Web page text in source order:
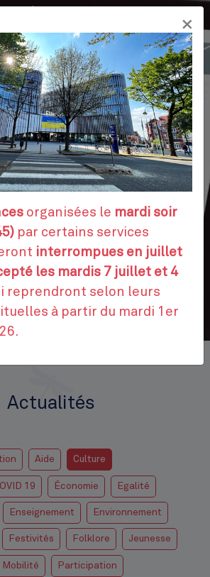
Aller
contenu
principal
VOUS
NOUS
FR
Actualités
Aide Culture
19 Économie Egalité
Enseignement Environnement
Festivités Folklore Jeunesse
Mobilité Participation
×
organisées le mardi soir
par certains services
interrompues en juillet
les mardis 7 juillet et 4
reprendront selon leurs
à partir du mardi 1er